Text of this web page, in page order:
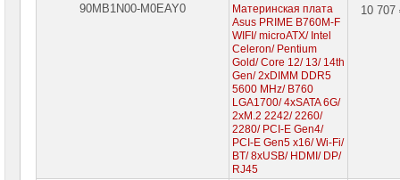
90MB1N00-M0EAY0
Материнская плата
Asus PRIME B760M-F
WIFI/ microATX/ Intel
Celeron/ Pentium
Gold/ Core 12/ 13/ 14th
Gen/ 2xDIMM DDR5
5600 MHz/ B760
LGA1700/ 4xSATA 6G/
2xM.2 2242/ 2260/
2280/ PCI-E Gen4/
PCI-E Gen5 x16/ Wi-Fi/
BT/ 8xUSB/ HDMI/ DP/
RJ45
10